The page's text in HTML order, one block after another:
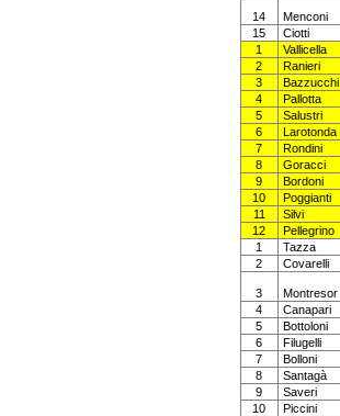
14 Menconi
15
Ciotti
1
Vallicella
2
Ranieri
3
Bazzucchi
4
Pallotta
5
Salustri
6
Larotonda
7
Rondini
8
Goracci
9
Bordoni
10
Poggianti
11
Silvi
12
Pellegrino
1
Tazza
2
Covarelli
3 Montresor
4
Canapari
5
Bottoloni
6
Filugelli
7
Bolloni
8
Santagà
9
Saveri
10
Piccini